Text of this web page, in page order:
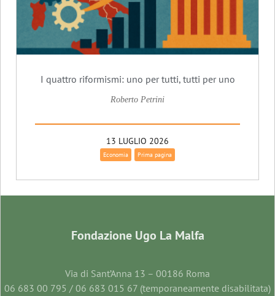
I quattro riformismi: uno per tutti, tutti per uno
Roberto Petrini
13 LUGLIO 2026
Economia Prima pagina
Fondazione Ugo La Malfa
Via di Sant’Anna 13 – 00186 Roma
06 683 00 795 / 06 683 015 67 (temporaneamente disabilitata)